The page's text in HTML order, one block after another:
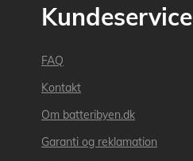
Kundeservice
FAQ
Kontakt
Om batteribyen.dk
Garanti og reklamation